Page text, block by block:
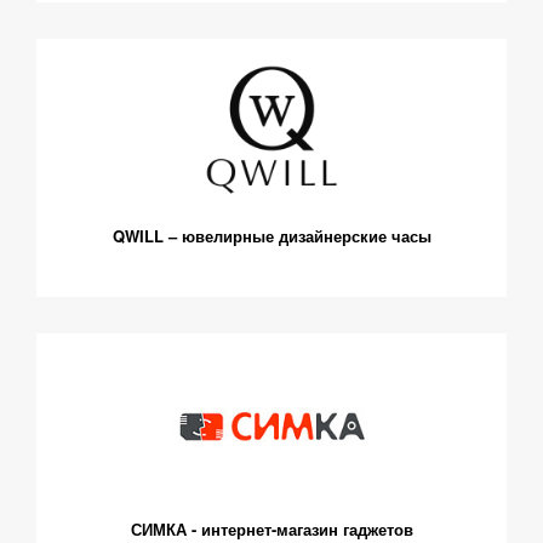
QWILL – ювелирные дизайнерские часы
СИМКА - интернет-магазин гаджетов